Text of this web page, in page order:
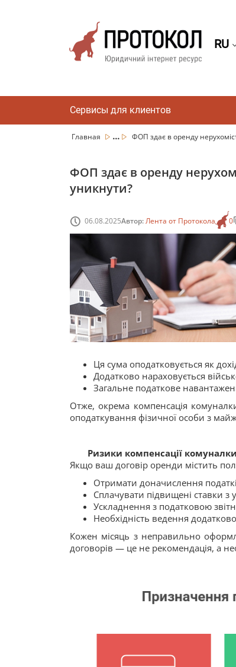
RU
Сервисы для клиентов
Главная ... ФОП здає в оренду
ФОП здає в оренду
уникнути?
06.08.2025Автор:Лента от Протокола 0
Ця сума оподатковується як
Додатково нараховується
Загальне податкове
Отже, окрема компенсація
оподаткування фізичної особи з
Ризики компенсації
Якщо ваш договір оренди містить
Отримати доначислення
Сплачувати підвищені ставки з
Ускладнення з податковою
Необхідність ведення
Кожен місяць з неправильно
договорів — це не рекомендація, а